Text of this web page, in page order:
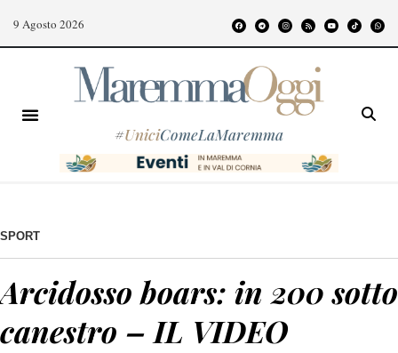
9 Agosto 2026
#UniciComeLaMaremma
SPORT
Arcidosso boars: in 200 sotto
canestro – IL VIDEO